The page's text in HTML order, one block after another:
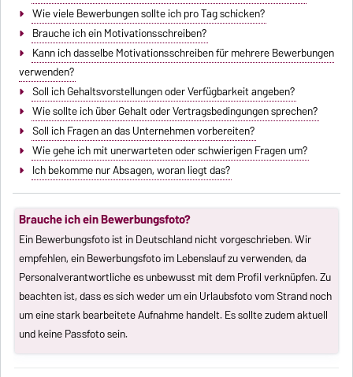
Wie viele Bewerbungen sollte ich pro Tag schicken?
Brauche ich ein Motivationsschreiben?
Kann ich dasselbe Motivationsschreiben für mehrere Bewerbungen
verwenden?
Soll ich Gehaltsvorstellungen oder Verfügbarkeit angeben?
Wie sollte ich über Gehalt oder Vertragsbedingungen sprechen?
Soll ich Fragen an das Unternehmen vorbereiten?
Wie gehe ich mit unerwarteten oder schwierigen Fragen um?
Ich bekomme nur Absagen, woran liegt das?
Brauche ich ein Bewerbungsfoto?
Ein Bewerbungsfoto ist in Deutschland nicht vorgeschrieben. Wir
empfehlen, ein Bewerbungsfoto im Lebenslauf zu verwenden, da
Personalverantwortliche es unbewusst mit dem Profil verknüpfen. Zu
beachten ist, dass es sich weder um ein Urlaubsfoto vom Strand noch
um eine stark bearbeitete Aufnahme handelt. Es sollte zudem aktuell
und keine Passfoto sein.